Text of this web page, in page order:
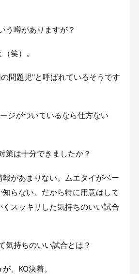
う噂がありますが？
笑）。
問題児"と呼ばれているそうです
ジがついているなら仕方ない
策は十分できましたか？
報があまりない。ムエタイがベー
知らない。だから特に用意はして
くスッキリした気持ちのいい試合
気持ちのいい試合とは？
、KO決着。